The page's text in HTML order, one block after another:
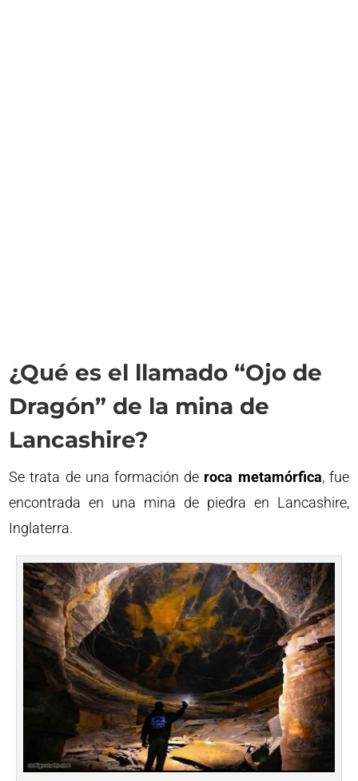
¿Qué es el llamado “Ojo de
Dragón” de la mina de
Lancashire?
Se trata de una formación de roca metamórfica, fue
encontrada en una mina de piedra en Lancashire,
Inglaterra.